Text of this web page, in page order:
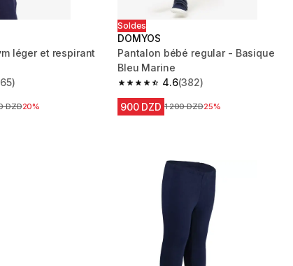
léger et respirant
from 565 reviews
la réduction
DZD20%
Soldes
DOMYOS
Pantalon bébé regular - Basique
Bleu Marine
4.6
4.6 out of 5 stars from 382 reviews
(382)
900 DZD Prix avant la réduction
1 200 DZD25%